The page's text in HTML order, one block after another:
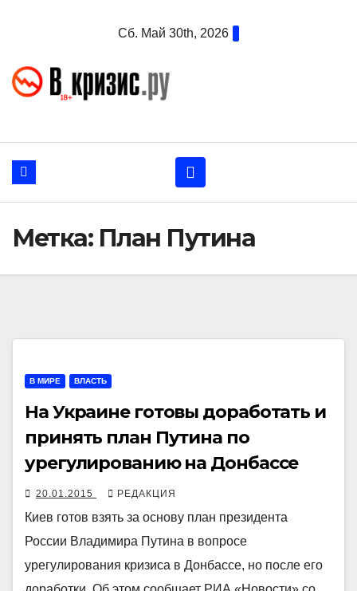
Сб. Май 30th, 2026
Метка: План Путина
В МИРЕ ВЛАСТЬ
На Украине готовы доработать и
принять план Путина по
урегулированию на Донбассе
20.01.2015 РЕДАКЦИЯ
Киев готов взять за основу план президента
России Владимира Путина в вопросе
урегулирования кризиса в Донбассе, но после его